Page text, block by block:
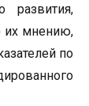
развития,
их мнению,
по